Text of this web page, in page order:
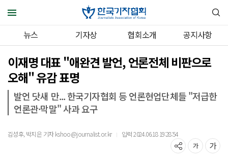
뉴스 기자상 협회소개 공지사항
이재명 대표 "애완견 발언, 언론전체 비판으로
오해" 유감 표명
발언 닷새 만... 한국기자협회 등 언론현업단체들 "저급한
언론관·막말" 사과 요구
김성후, 박지은 기자 kshoo@journalist.or.kr ｜ 입력 2024.06.18 19:28:54